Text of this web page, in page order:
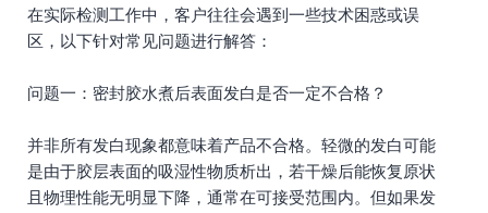
在实际检测工作中，客户往往会遇到一些技术困惑或误
区，以下针对常见问题进行解答：
问题一：密封胶水煮后表面发白是否一定不合格？
并非所有发白现象都意味着产品不合格。轻微的发白可能
是由于胶层表面的吸湿性物质析出，若干燥后能恢复原状
且物理性能无明显下降，通常在可接受范围内。但如果发